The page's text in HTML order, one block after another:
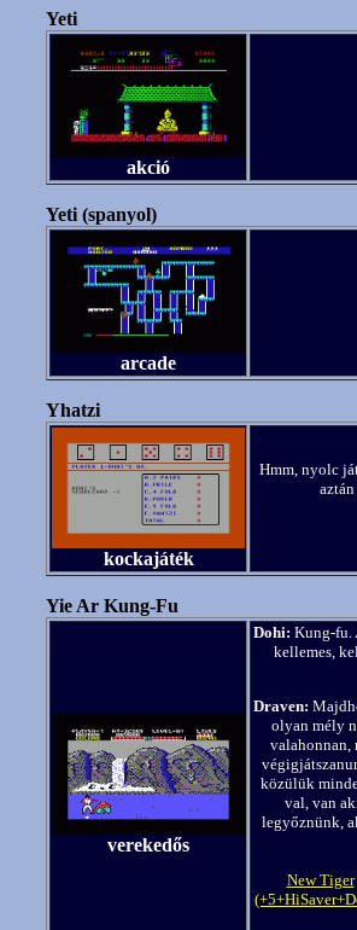
Yeti
akció
Yeti (spanyol)
arcade
Yhatzi
kockajáték
Hmm, nyolc
Yie Ar Kung-Fu
verekedős
Dohi: Kung-fu.
kellemes,
Draven:
olyan mély
valahonnan,
közülük
val, van
legyőznünk,
New Tiger